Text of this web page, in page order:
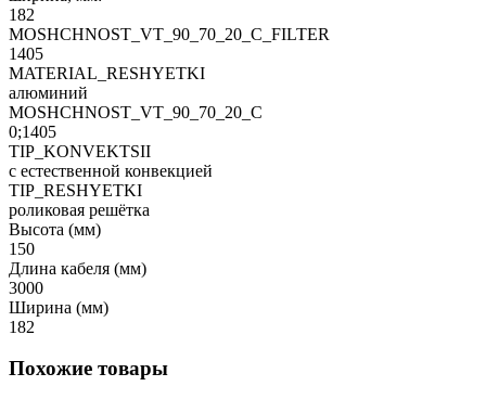
182
MOSHCHNOST_VT_90_70_20_C_FILTER
1405
MATERIAL_RESHYETKI
алюминий
MOSHCHNOST_VT_90_70_20_C
0;1405
TIP_KONVEKTSII
с естественной конвекцией
TIP_RESHYETKI
роликовая решётка
Высота (мм)
150
Длина кабеля (мм)
3000
Ширина (мм)
182
Похожие товары